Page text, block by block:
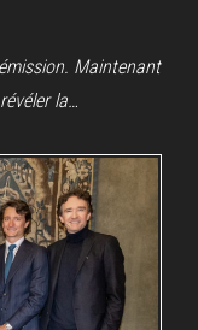
Maintenant
la…